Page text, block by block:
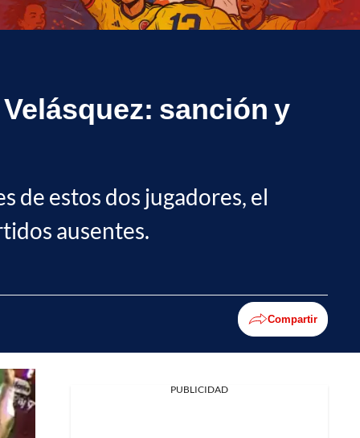
sanción y
de estos dos jugadores, el
ausentes.
Compartir
PUBLICIDAD